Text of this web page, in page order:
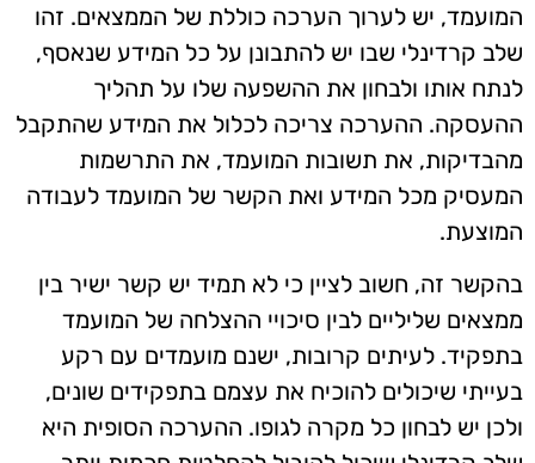
המועמד, יש לערוך הערכה כוללת של הממצאים. זהו
שלב קרדינלי שבו יש להתבונן על כל המידע שנאסף,
לנתח אותו ולבחון את ההשפעה שלו על תהליך
ההעסקה. ההערכה צריכה לכלול את המידע שהתקבל
מהבדיקות, את תשובות המועמד, את התרשמות
המעסיק מכל המידע ואת הקשר של המועמד לעבודה
המוצעת.
בהקשר זה, חשוב לציין כי לא תמיד יש קשר ישיר בין
ממצאים שליליים לבין סיכויי ההצלחה של המועמד
בתפקיד. לעיתים קרובות, ישנם מועמדים עם רקע
בעייתי שיכולים להוכיח את עצמם בתפקידים שונים,
ולכן יש לבחון כל מקרה לגופו. ההערכה הסופית היא